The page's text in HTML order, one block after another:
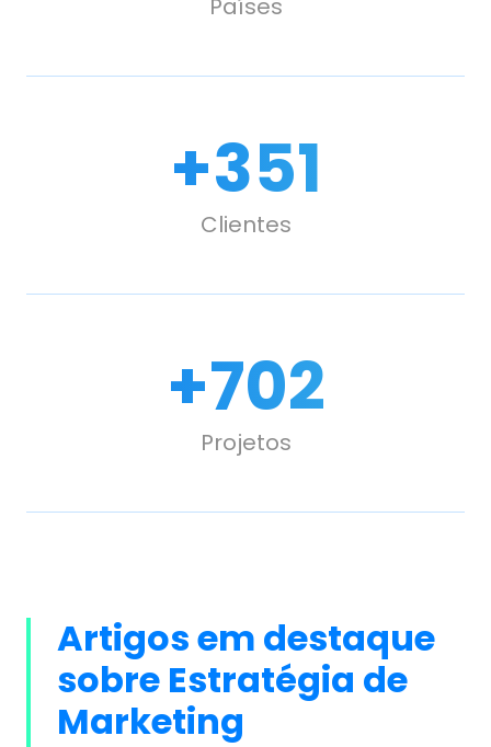
Países
500
+
Clientes
1,000
+
Projetos
Artigos em destaque
sobre Estratégia de
Marketing